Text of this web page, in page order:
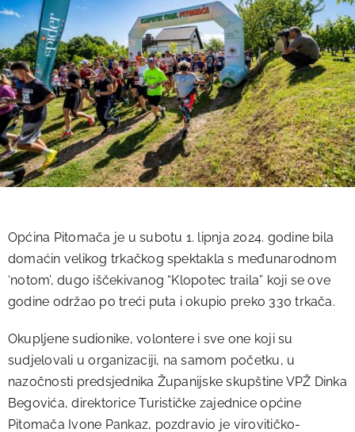
Općina Pitomača je u subotu 1. lipnja 2024. godine bila
domaćin velikog trkačkog spektakla s međunarodnom
‘notom’, dugo iščekivanog “Klopotec traila” koji se ove
godine održao po treći puta i okupio preko 330 trkača.
Okupljene sudionike, volontere i sve one koji su
sudjelovali u organizaciji, na samom početku, u
nazočnosti predsjednika Županijske skupštine VPŽ Dinka
Begovića, direktorice Turističke zajednice općine
Pitomača Ivone Pankaz, pozdravio je virovitičko-